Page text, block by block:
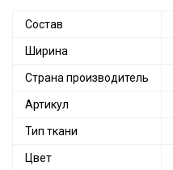
Состав
Ширина
Страна производитель
Артикул
Тип ткани
Цвет